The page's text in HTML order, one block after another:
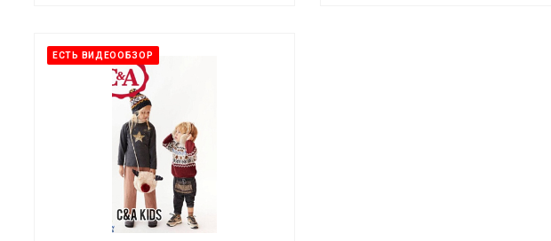
ЕСТЬ ВИДЕООБЗОР